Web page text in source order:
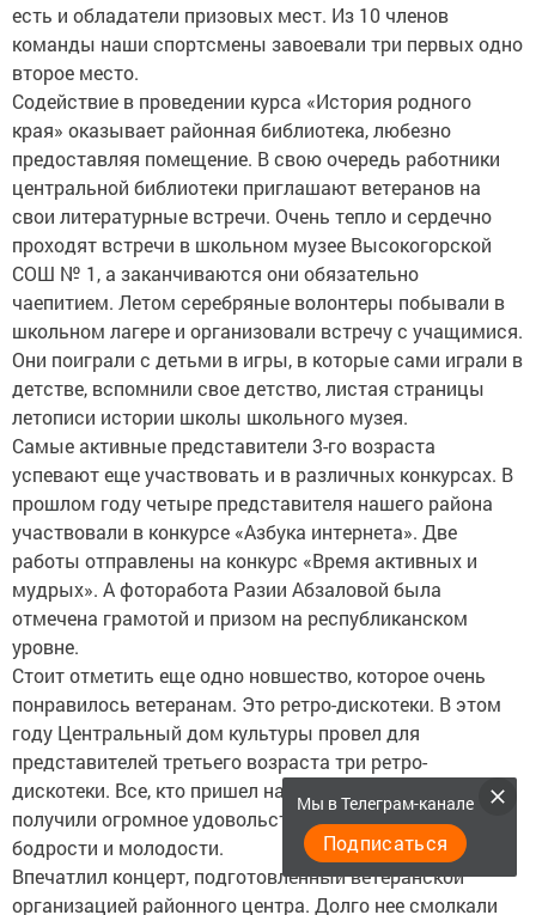
есть и обладатели призовых мест. Из 10 членов
команды наши спортсмены завоевали три первых одно
второе место.
Содействие в проведении курса «История родного
края» оказывает районная библиотека, любезно
предоставляя помещение. В свою очередь работники
центральной библиотеки приглашают ветеранов на
свои литературные встречи. Очень тепло и сердечно
проходят встречи в школьном музее Высокогорской
СОШ № 1, а заканчиваются они обязательно
чаепитием. Летом серебряные волонтеры побывали в
школьном лагере и организовали встречу с учащимися.
Они поиграли с детьми в игры, в которые сами играли в
детстве, вспомнили свое детство, листая страницы
летописи истории школы школьного музея.
Самые активные представители 3-го возраста
успевают еще участвовать и в различных конкурсах. В
прошлом году четыре представителя нашего района
участвовали в конкурсе «Азбука интернета». Две
работы отправлены на конкурс «Время активных и
мудрых». А фоторабота Разии Абзаловой была
отмечена грамотой и призом на республиканском
уровне.
Стоит отметить еще одно новшество, которое очень
понравилось ветеранам. Это ретро-дискотеки. В этом
году Центральный дом культуры провел для
представителей третьего возраста три ретро-
дискотеки. Все, кто пришел на это мероприятие,
получили огромное удовольствие, а также заряд
бодрости и молодости.
Впечатлил концерт, подготовленный ветеранской
организацией районного центра. Долго нее смолкали
Мы в Телеграм-канале
Подписаться